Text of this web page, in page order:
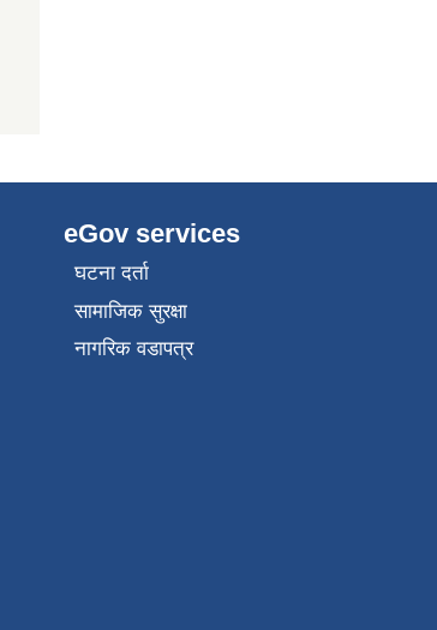
eGov services
घटना दर्ता
सामाजिक सुरक्षा
नागरिक वडापत्र